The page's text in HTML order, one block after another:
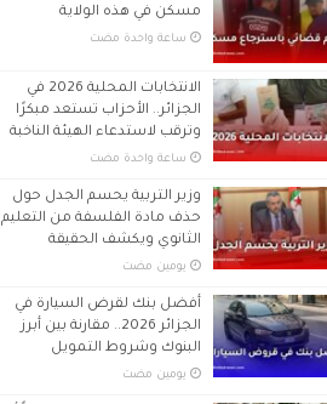
مسكن في هذه الولاية
‏ساعة واحدة مضت
الانتخابات المحلية 2026 في
الجزائر.. الأحزاب تستعد مبكرًا
وترقب لاستدعاء الهيئة الناخبة
‏ساعة واحدة مضت
وزير التربية يحسم الجدل حول
حذف مادة الفلسفة من التعليم
الثانوي ويكشف الحقيقة
‏يومين مضت
أفضل بنك لقرض السيارة في
الجزائر 2026.. مقارنة بين أبرز
البنوك وشروط التمويل
‏يومين مضت